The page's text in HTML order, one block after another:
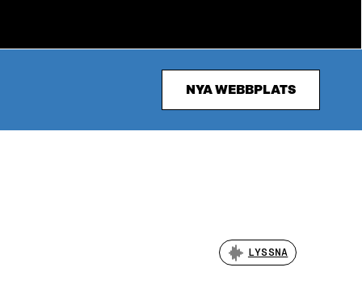
NYA WEBBPLATS
LYSSNA